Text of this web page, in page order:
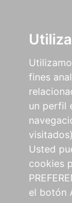
fines
un perfil
Usted
cookies
el botón